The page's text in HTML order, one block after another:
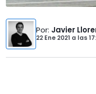
Por: Javier
22 Ene 2021 a las